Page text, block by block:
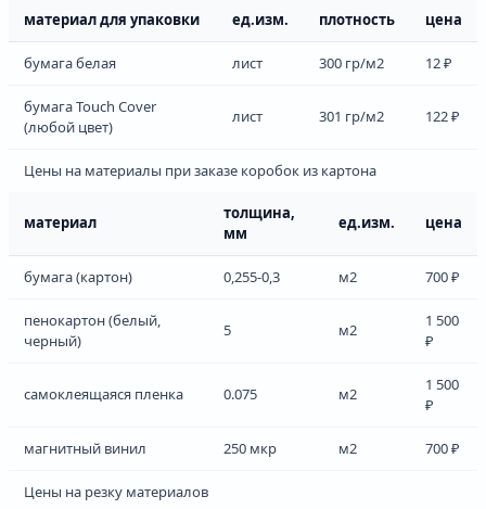
материал для упаковки ед.изм. плотность цена
бумага белая лист 300 гр/м2 12 ₽
бумага Touch Cover
(любой цвет)
лист 301 гр/м2 122 ₽
Цены на материалы при заказе коробок из картона
материал
толщина,
мм
ед.изм. цена
бумага (картон) 0,255-0,3 м2 700 ₽
пенокартон (белый,
черный)
5 м2
1 500
₽
самоклеящаяся пленка 0.075 м2
1 500
₽
магнитный винил 250 мкр м2 700 ₽
Цены на резку материалов